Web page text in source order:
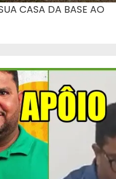
CASA DA BASE AO